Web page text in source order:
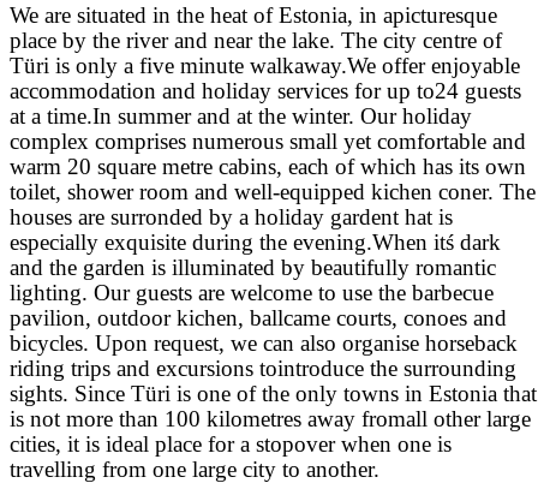
We are situated in the heat of Estonia, in apicturesque
place by the river and near the lake. The city centre of
Türi is only a five minute walkaway.We offer enjoyable
accommodation and holiday services for up to24 guests
at a time.In summer and at the winter. Our holiday
complex comprises numerous small yet comfortable and
warm 20 square metre cabins, each of which has its own
toilet, shower room and well-equipped kichen coner. The
houses are surronded by a holiday gardent hat is
especially exquisite during the evening.When itś dark
and the garden is illuminated by beautifully romantic
lighting. Our guests are welcome to use the barbecue
pavilion, outdoor kichen, ballcame courts, conoes and
bicycles. Upon request, we can also organise horseback
riding trips and excursions tointroduce the surrounding
sights. Since Türi is one of the only towns in Estonia that
is not more than 100 kilometres away fromall other large
cities, it is ideal place for a stopover when one is
travelling from one large city to another.